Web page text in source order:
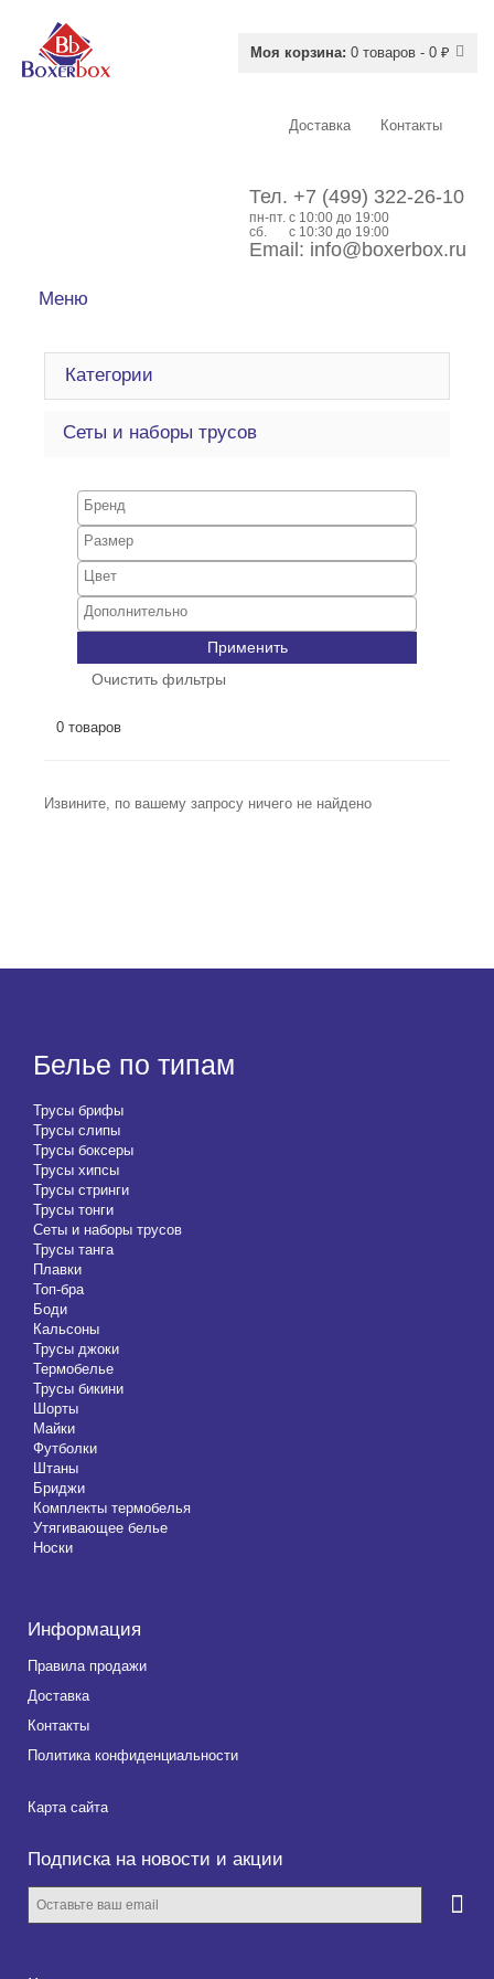
Моя корзина: 0 товаров - 0 ₽
Доставка Контакты
Тел. +7 (499) 322-26-10
пн-пт. c 10:00 до 19:00
сб.
с 10:30 до 19:00
Email: info@boxerbox.ru
Меню
Категории
Сеты и наборы трусов
Применить
Очистить фильтры
0 товаров
Извините, по вашему запросу ничего не найдено
Белье по типам
Трусы брифы
Трусы слипы
Трусы боксеры
Трусы хипсы
Трусы стринги
Трусы тонги
Сеты и наборы трусов
Трусы танга
Плавки
Топ-бра
Боди
Кальсоны
Трусы джоки
Термобелье
Трусы бикини
Шорты
Майки
Футболки
Штаны
Бриджи
Комплекты термобелья
Утягивающее белье
Носки
Информация
Правила продажи
Доставка
Контакты
Политика конфиденциальности
Карта сайта
Подписка на новости и акции